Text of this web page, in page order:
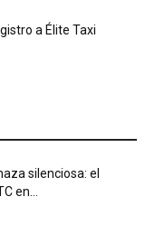
a Élite Taxi
silenciosa: el
en...